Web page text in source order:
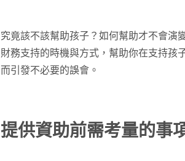
究竟該不該幫助孩子？如何幫助才不會演
財務支持的時機與方式，幫助你在支持孩
而引發不必要的誤會。
提供資助前需考量的事